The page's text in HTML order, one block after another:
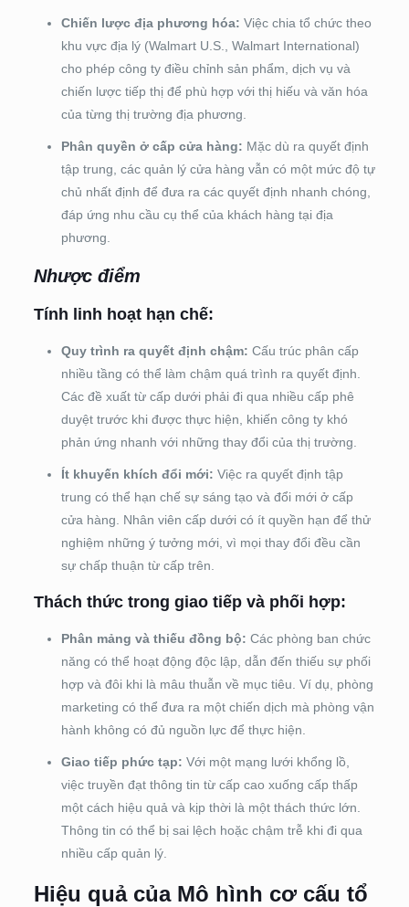
Chiến lược địa phương hóa: Việc chia tổ chức theo
khu vực địa lý (Walmart U.S., Walmart International)
cho phép công ty điều chỉnh sản phẩm, dịch vụ và
chiến lược tiếp thị để phù hợp với thị hiếu và văn hóa
của từng thị trường địa phương.
Phân quyền ở cấp cửa hàng: Mặc dù ra quyết định
tập trung, các quản lý cửa hàng vẫn có một mức độ tự
chủ nhất định để đưa ra các quyết định nhanh chóng,
đáp ứng nhu cầu cụ thể của khách hàng tại địa
phương.
Nhược điểm
Tính linh hoạt hạn chế:
Quy trình ra quyết định chậm: Cấu trúc phân cấp
nhiều tầng có thể làm chậm quá trình ra quyết định.
Các đề xuất từ cấp dưới phải đi qua nhiều cấp phê
duyệt trước khi được thực hiện, khiến công ty khó
phản ứng nhanh với những thay đổi của thị trường.
Ít khuyến khích đổi mới: Việc ra quyết định tập
trung có thể hạn chế sự sáng tạo và đổi mới ở cấp
cửa hàng. Nhân viên cấp dưới có ít quyền hạn để thử
nghiệm những ý tưởng mới, vì mọi thay đổi đều cần
sự chấp thuận từ cấp trên.
Thách thức trong giao tiếp và phối hợp:
Phân mảng và thiếu đồng bộ: Các phòng ban chức
năng có thể hoạt động độc lập, dẫn đến thiếu sự phối
hợp và đôi khi là mâu thuẫn về mục tiêu. Ví dụ, phòng
marketing có thể đưa ra một chiến dịch mà phòng vận
hành không có đủ nguồn lực để thực hiện.
Giao tiếp phức tạp: Với một mạng lưới khổng lồ,
việc truyền đạt thông tin từ cấp cao xuống cấp thấp
một cách hiệu quả và kịp thời là một thách thức lớn.
Thông tin có thể bị sai lệch hoặc chậm trễ khi đi qua
nhiều cấp quản lý.
Hiệu quả của Mô hình cơ cấu tổ